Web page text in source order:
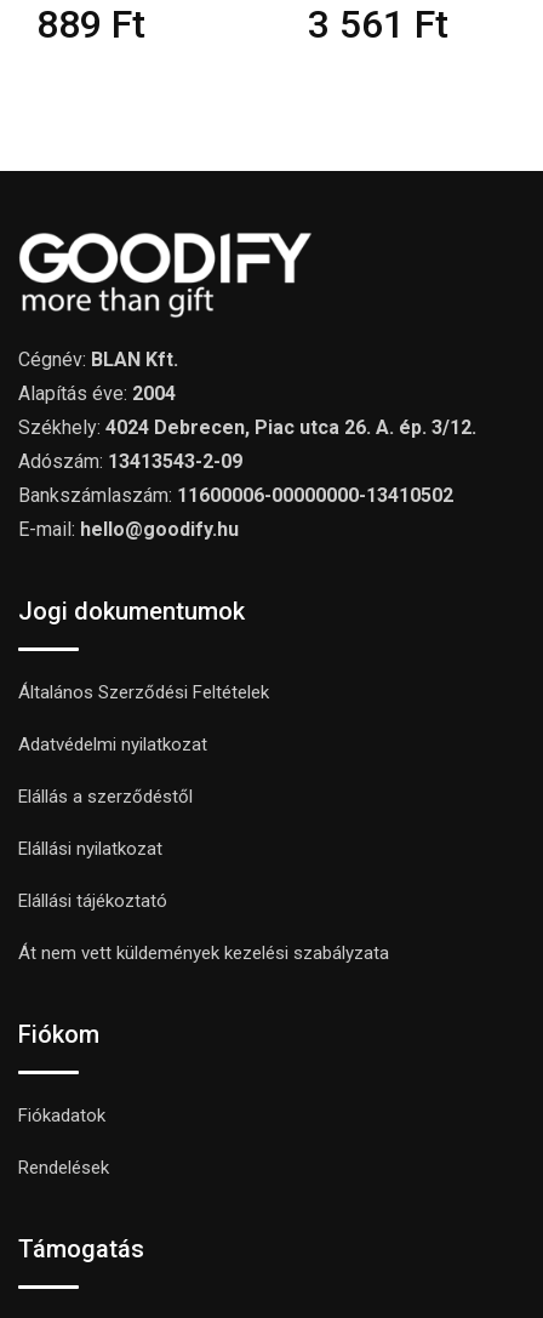
889 Ft 3 561 Ft
Cégnév: BLAN Kft.
Alapítás éve: 2004
Székhely: 4024 Debrecen, Piac utca 26. A. ép. 3/12.
Adószám: 13413543-2-09
Bankszámlaszám: 11600006-00000000-13410502
E-mail: hello@goodify.hu
Jogi dokumentumok
Általános Szerződési Feltételek
Adatvédelmi nyilatkozat
Elállás a szerződéstől
Elállási nyilatkozat
Elállási tájékoztató
Át nem vett küldemények kezelési szabályzata
Fiókom
Fiókadatok
Rendelések
Támogatás